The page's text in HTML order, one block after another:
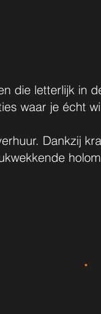
die letterlijk in
waar je écht
Dankzij